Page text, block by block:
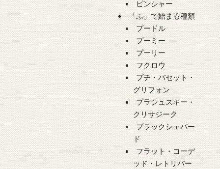
ピンシャー
「ふ」で始まる種類
プードル
プーミー
プーリー
フクロウ
プチ・バセット・
グリフォン
プラシュスキー・
クリサジーク
ブラックシェパー
ド
フラット・コーデ
ッド・レトリバー